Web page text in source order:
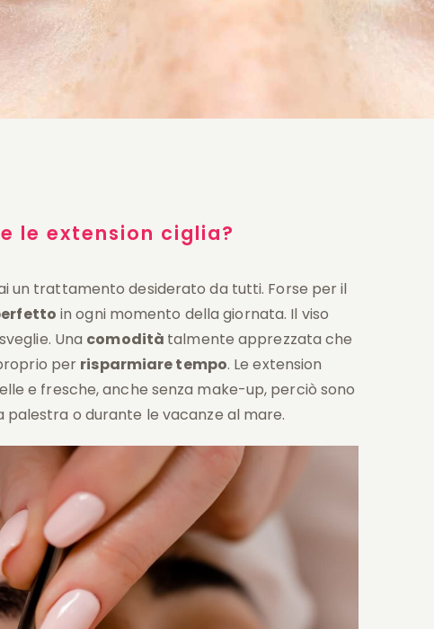
le extension ciglia?
un trattamento desiderato da tutti. Forse per il
in ogni momento della giornata. Il viso
Una comodità talmente apprezzata che
per risparmiare tempo. Le extension
e fresche, anche senza make-up, perciò sono
o durante le vacanze al mare.